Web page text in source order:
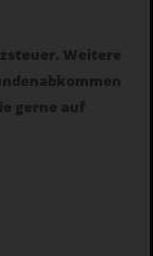
Weitere
gerne auf